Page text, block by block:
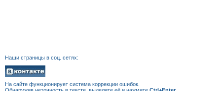
Наши страницы в соц. сетях:
На сайте функционирует система коррекции ошибок.